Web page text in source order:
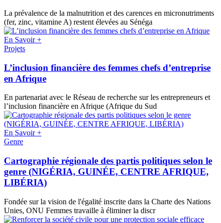
La prévalence de la malnutrition et des carences en micronutriments
(fer, zinc, vitamine A) restent élevées au Sénéga
En Savoir +
Projets
L’inclusion financière des femmes chefs d’entreprise
en Afrique
En partenariat avec le Réseau de recherche sur les entrepreneurs et
l’inclusion financière en Afrique (Afrique du Sud
En Savoir +
Genre
Cartographie régionale des partis politiques selon le
genre (NIGÉRIA, GUINÉE, CENTRE AFRIQUE,
LIBÉRIA)
Fondée sur la vision de l'égalité inscrite dans la Charte des Nations
Unies, ONU Femmes travaille à éliminer la discr